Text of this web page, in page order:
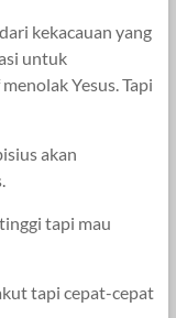
kekacauan yang
untuk
Yesus. Tapi
akan
tapi mau
tapi cepat-cepat